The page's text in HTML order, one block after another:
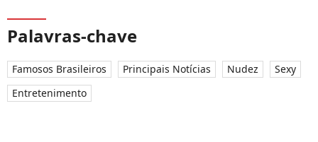
Palavras-chave
Famosos Brasileiros Principais Notícias Nudez
Sexy
Entretenimento